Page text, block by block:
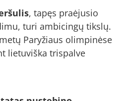
, tapęs praėjusio
turi ambicingų tikslų.
Paryžiaus olimpinėse
lietuviška trispalve